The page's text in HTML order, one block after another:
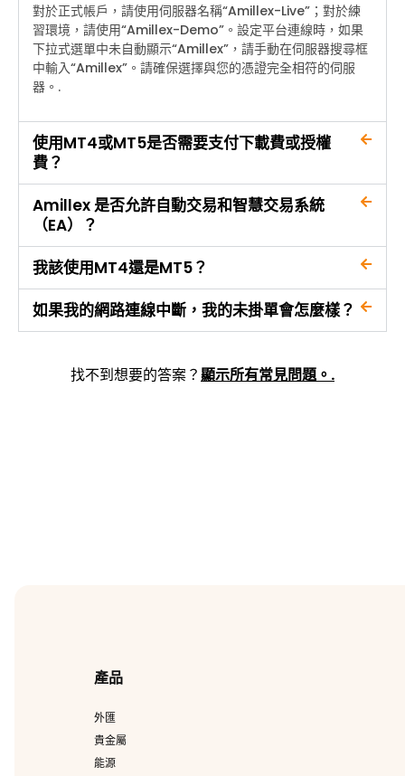
對於正式帳戶，請使用伺服器名稱“Amillex-Live”；對於練
習環境，請使用“Amillex-Demo”。設定平台連線時，如果
下拉式選單中未自動顯示“Amillex”，請手動在伺服器搜尋框
中輸入“Amillex”。請確保選擇與您的憑證完全相符的伺服
器。.
使用MT4或MT5是否需要支付下載費或授權
費？
Amillex 是否允許自動交易和智慧交易系統
（EA）？
我該使用MT4還是MT5？
如果我的網路連線中斷，我的未掛單會怎麼樣？
找不到想要的答案？顯示所有常見問題。.
產品
外匯
貴金屬
能源